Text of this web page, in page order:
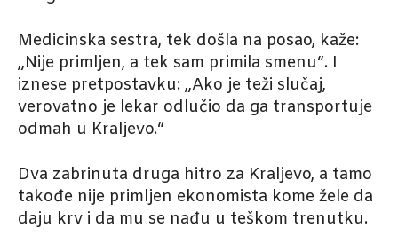
Medicinska sestra, tek došla na posao, kaže:
„Nije primljen, a tek sam primila smenu“. I
iznese pretpostavku: „Ako je teži slučaj,
verovatno je lekar odlučio da ga transportuje
odmah u Kraljevo.“
Dva zabrinuta druga hitro za Kraljevo, a tamo
takođe nije primljen ekonomista kome žele da
daju krv i da mu se nađu u teškom trenutku.